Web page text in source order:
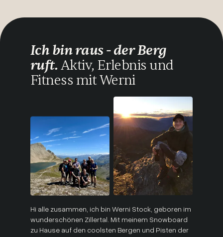
Ich bin raus - der Berg
ruft. Aktiv, Erlebnis und
Fitness mit Werni
Hi alle zusammen, ich bin Werni Stock, geboren im
wunderschönen Zillertal. Mit meinem Snowboard
zu Hause auf den coolsten Bergen und Pisten der